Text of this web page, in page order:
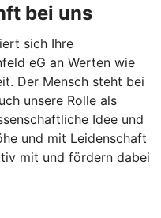
bei uns
sich Ihre
eG an Werten wie
Der Mensch steht bei
unsere Rolle als
Idee und
und mit Leidenschaft
mit und fördern dabei